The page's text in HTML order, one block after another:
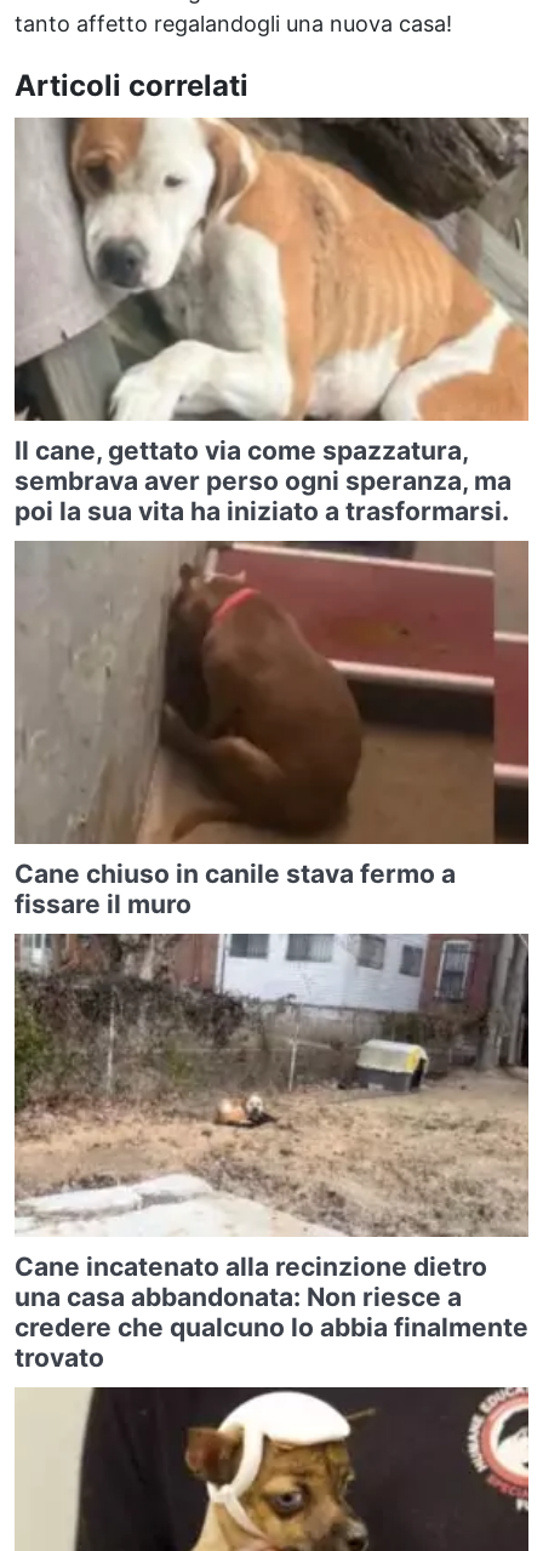
tanto affetto regalandogli una nuova casa!
Articoli correlati
Il cane, gettato via come spazzatura,
sembrava aver perso ogni speranza, ma
poi la sua vita ha iniziato a trasformarsi.
Cane chiuso in canile stava fermo a
fissare il muro
Cane incatenato alla recinzione dietro
una casa abbandonata: Non riesce a
credere che qualcuno lo abbia finalmente
trovato